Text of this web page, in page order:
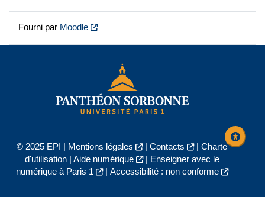
Fourni par Moodle
© 2025 EPI | Mentions légales | Contacts | Charte
d'utilisation| Aide numérique |
Enseigner avec le
numérique à Paris 1
| Accessibilité : non conforme